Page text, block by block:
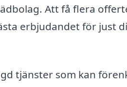
Att få flera
erbjudandet för just
tjänster som kan